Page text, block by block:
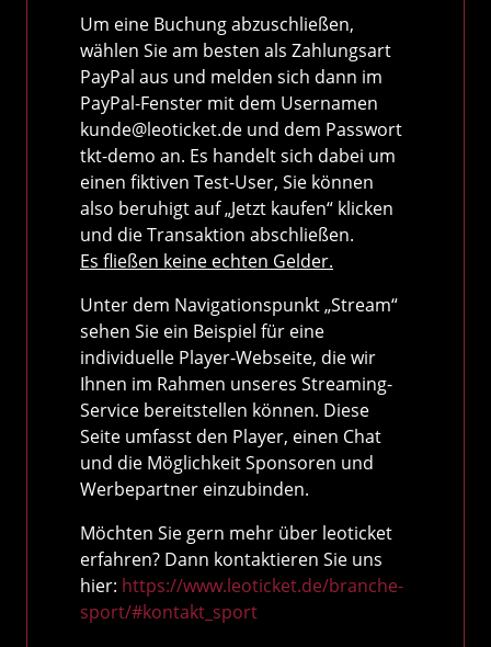
Um eine Buchung abzuschließen,
wählen Sie am besten als Zahlungsart
PayPal aus und melden sich dann im
PayPal-Fenster mit dem Usernamen
kunde@leoticket.de und dem Passwort
tkt-demo an. Es handelt sich dabei um
einen fiktiven Test-User, Sie können
also beruhigt auf „Jetzt kaufen“ klicken
und die Transaktion abschließen.
Es fließen keine echten Gelder.
Unter dem Navigationspunkt „Stream“
sehen Sie ein Beispiel für eine
individuelle Player-Webseite, die wir
Ihnen im Rahmen unseres Streaming-
Service bereitstellen können. Diese
Seite umfasst den Player, einen Chat
und die Möglichkeit Sponsoren und
Werbepartner einzubinden.
Möchten Sie gern mehr über leoticket
erfahren? Dann kontaktieren Sie uns
hier: https://www.leoticket.de/branche-
sport/#kontakt_sport